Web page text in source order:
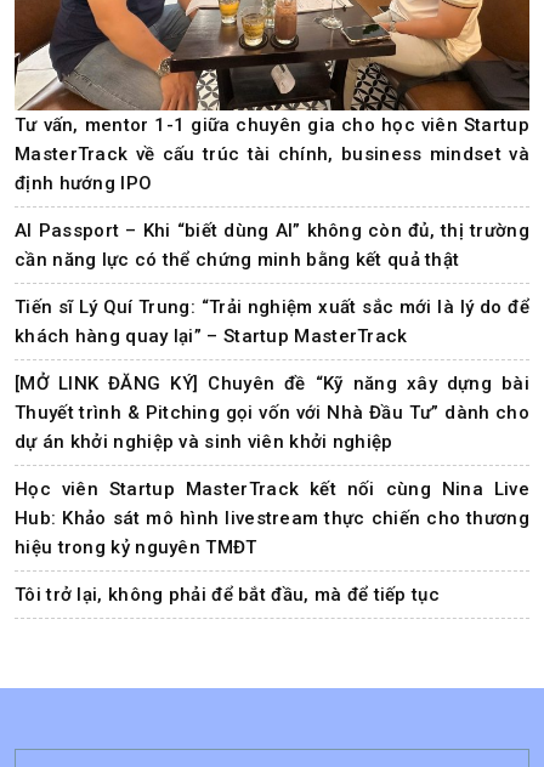
Tư vấn, mentor 1-1 giữa chuyên gia cho học viên Startup
MasterTrack về cấu trúc tài chính, business mindset và
định hướng IPO
AI Passport – Khi “biết dùng AI” không còn đủ, thị trường
cần năng lực có thể chứng minh bằng kết quả thật
Tiến sĩ Lý Quí Trung: “Trải nghiệm xuất sắc mới là lý do để
khách hàng quay lại” – Startup MasterTrack
[MỞ LINK ĐĂNG KÝ] Chuyên đề “Kỹ năng xây dựng bài
Thuyết trình & Pitching gọi vốn với Nhà Đầu Tư” dành cho
dự án khởi nghiệp và sinh viên khởi nghiệp
Học viên Startup MasterTrack kết nối cùng Nina Live
Hub: Khảo sát mô hình livestream thực chiến cho thương
hiệu trong kỷ nguyên TMĐT
Tôi trở lại, không phải để bắt đầu, mà để tiếp tục